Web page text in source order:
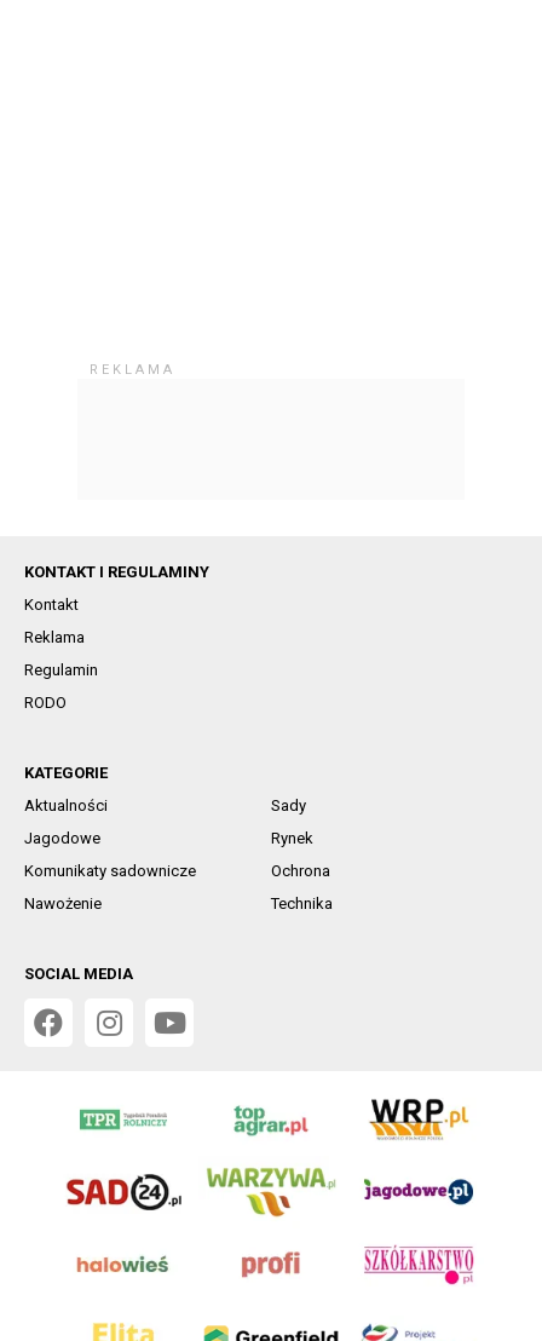
KONTAKT I REGULAMINY
Kontakt
Reklama
Regulamin
RODO
KATEGORIE
Aktualności
Sady
Jagodowe
Rynek
Komunikaty sadownicze
Ochrona
Nawożenie
Technika
SOCIAL MEDIA